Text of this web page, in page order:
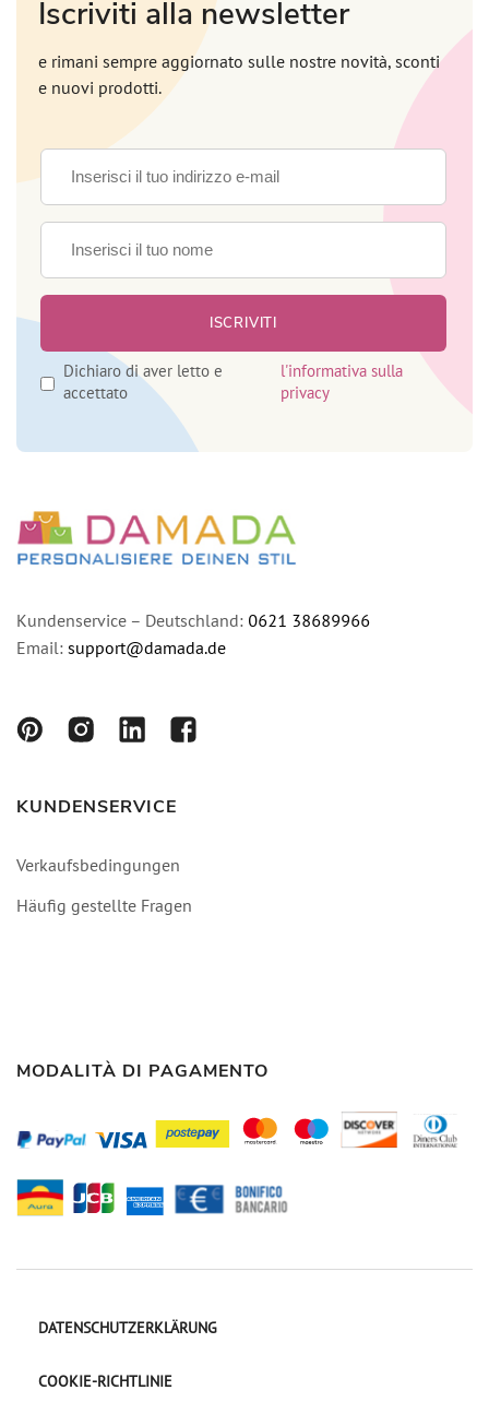
Iscriviti alla newsletter
e rimani sempre aggiornato sulle nostre novità, sconti
e nuovi prodotti.
Dichiaro di aver letto e
accettato
l'informativa sulla
privacy
Kundenservice – Deutschland: 0621 38689966
Email: support@damada.de
KUNDENSERVICE
Verkaufsbedingungen
Häufig gestellte Fragen
MODALITÀ DI PAGAMENTO
DATENSCHUTZERKLÄRUNG
COOKIE-RICHTLINIE